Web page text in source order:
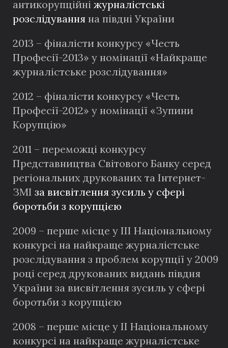
антикорупційні журналістські
розслідування на півдні України
2013 – фіналісти конкурсу «Честь
Професії-2013» у номінації «Найкраще
журналістське розслідування»
2012 – фіналісти конкурсу «Честь
Професії-2012» у номінації «Зупини
Корупцію»
2011 – переможці конкурсу
Представництва Світового Банку серед
регіональних друкованих та Інтернет-
ЗМІ за висвітлення зусиль у сфері
боротьби з корупцією
2009 – перше місце у III Національному
конкурсі на найкраще журналістське
розслідування з проблем корупції у 2009
році серед друкованих видань півдня
України за висвітлення зусиль у сфері
боротьби з корупцією
2008 – перше місце у II Національному
конкурсі на найкраще журналістське